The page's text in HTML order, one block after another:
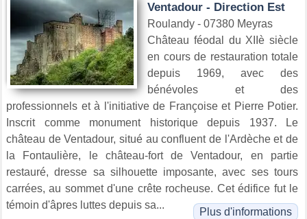
Ventadour - Direction Est
Roulandy - 07380 Meyras
Château féodal du XIIè siècle
en cours de restauration totale
depuis 1969, avec des
bénévoles et des
professionnels et à l'initiative de Françoise et Pierre Potier.
Inscrit comme monument historique depuis 1937. Le
château de Ventadour, situé au confluent de l'Ardèche et de
la Fontaulière, le château-fort de Ventadour, en partie
restauré, dresse sa silhouette imposante, avec ses tours
carrées, au sommet d'une crête rocheuse. Cet édifice fut le
témoin d'âpres luttes depuis sa...
Plus d'informations